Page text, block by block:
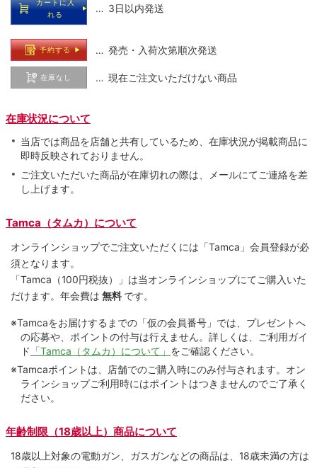
カートに入
れる
… 3日以内発送
予約する … 発売・入荷次第順次発送
在庫なし … 現在ご注文いただけない商品
在庫状況について
当店では商品を店舗と共有しているため、在庫状況が掲載商品に
即時反映されておりません。
ご注文いただいた商品が在庫切れの際は、メールにてご連絡を差
し上げます。
Tamca（タムカ）について
オンラインショップでご注⽂いただくには「Tamca」会員登録が必
須となります。
「Tamca （100円税抜）
」は当オンラインショップにてご購⼊いた
だけます。 年会費は 無料 です。
※Tamcaをお届けするまでの「仮の会員番号」では、プレゼントへ
の応募や、ポイントの付与は⾏えません。詳しくは、ご利⽤ガイ
ド 「Tamca（タムカ）について」 をご確認ください。
※Tamcaポイントは、店舗でのご購⼊時にのみ付与されます。オン
ラインショップご利用時にはポイントはつきませんのでご了承く
ださい。
年齢制限（18歳以上）商品について
18歳以上対象の電動ガン、ガスガンなどの商品は、18歳未満の方は